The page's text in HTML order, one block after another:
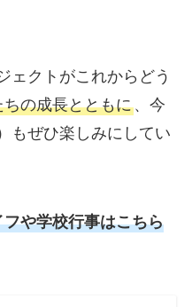
ェクトがこれからどう
ちの成長とともに、今
もぜひ楽しみにしてい
や学校行事はこちら